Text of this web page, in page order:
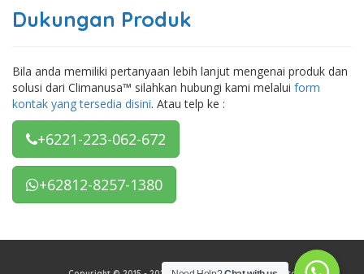
Dukungan Produk
Bila anda memiliki pertanyaan lebih lanjut mengenai produk dan
solusi dari Climanusa™ silahkan hubungi kami melalui form
kontak yang tersedia disini. Atau telp ke :
+6221-223-062-672
+62812-8257-1380